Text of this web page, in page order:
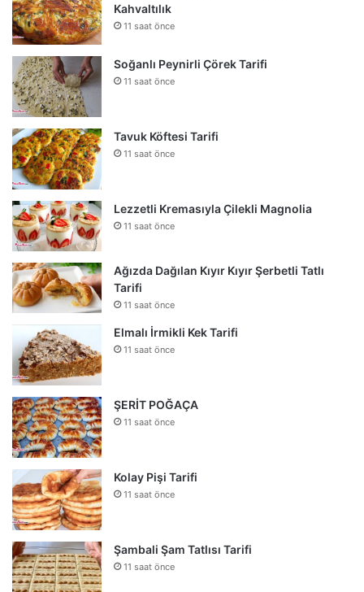
Kahvaltılık
11 saat önce
Soğanlı Peynirli Çörek Tarifi
11 saat önce
Tavuk Köftesi Tarifi
11 saat önce
Lezzetli Kremasıyla Çilekli Magnolia
11 saat önce
Ağızda Dağılan Kıyır Kıyır Şerbetli Tatlı
Tarifi
11 saat önce
Elmalı İrmikli Kek Tarifi
11 saat önce
ŞERİT POĞAÇA
11 saat önce
Kolay Pişi Tarifi
11 saat önce
Şambali Şam Tatlısı Tarifi
11 saat önce